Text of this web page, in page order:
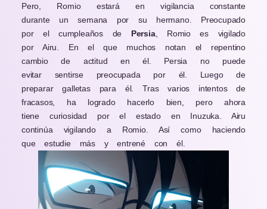
Pero, Romio estará en vigilancia constante
durante un semana por su hermano. Preocupado
por el cumpleaños de Persia, Romio es vigilado
por Airu. En el que muchos notan el repentino
cambio de actitud en él. Persia no puede
evitar sentirse preocupada por él. Luego de
preparar galletas para él. Tras varios intentos de
fracasos, ha logrado hacerlo bien, pero ahora
tiene curiosidad por el estado en Inuzuka. Airu
continúa vigilando a Romio. Así como haciendo
que estudie más y entrené con él.